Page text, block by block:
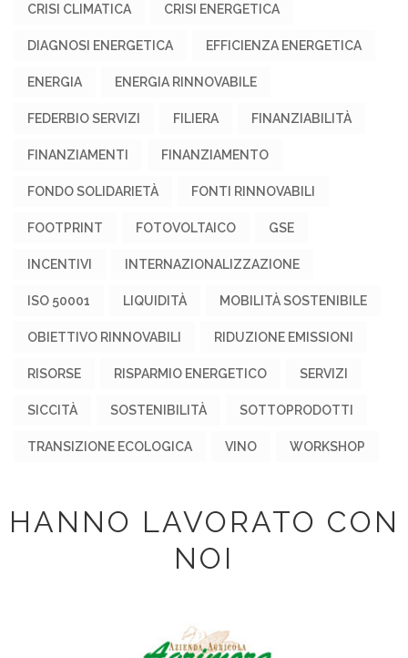
CRISI CLIMATICA CRISI ENERGETICA
DIAGNOSI ENERGETICA EFFICIENZA ENERGETICA
ENERGIA ENERGIA RINNOVABILE
FEDERBIO SERVIZI FILIERA FINANZIABILITÀ
FINANZIAMENTI FINANZIAMENTO
FONDO SOLIDARIETÀ FONTI RINNOVABILI
FOOTPRINT FOTOVOLTAICO GSE
INCENTIVI INTERNAZIONALIZZAZIONE
ISO 50001 LIQUIDITÀ MOBILITÀ SOSTENIBILE
OBIETTIVO RINNOVABILI RIDUZIONE EMISSIONI
RISORSE RISPARMIO ENERGETICO SERVIZI
SICCITÀ SOSTENIBILITÀ SOTTOPRODOTTI
TRANSIZIONE ECOLOGICA VINO WORKSHOP
HANNO LAVORATO CON
NOI